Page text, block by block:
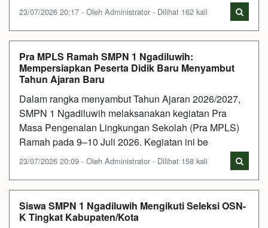
23/07/2026 20:17 - Oleh Administrator - Dilihat 162 kali
Pra MPLS Ramah SMPN 1 Ngadiluwih:
Mempersiapkan Peserta Didik Baru Menyambut
Tahun Ajaran Baru
Dalam rangka menyambut Tahun Ajaran 2026/2027,
SMPN 1 Ngadiluwih melaksanakan kegiatan Pra
Masa Pengenalan Lingkungan Sekolah (Pra MPLS)
Ramah pada 9–10 Juli 2026. Kegiatan ini be
23/07/2026 20:09 - Oleh Administrator - Dilihat 158 kali
Siswa SMPN 1 Ngadiluwih Mengikuti Seleksi OSN-
K Tingkat Kabupaten/Kota